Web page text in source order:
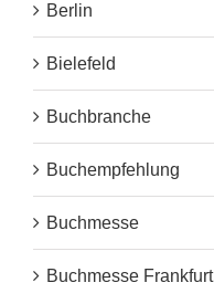
Berlin
Bielefeld
Buchbranche
Buchempfehlung
Buchmesse
Buchmesse Frankfurt